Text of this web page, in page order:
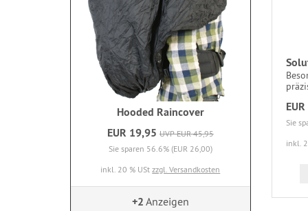
Sie
inkl.
Hooded Raincover
EUR 19,95 UVP EUR 45,95
Sie sparen 56.6% (EUR 26,00)
inkl. 20 % UStzzgl. Versandkosten
+2 Anzeigen